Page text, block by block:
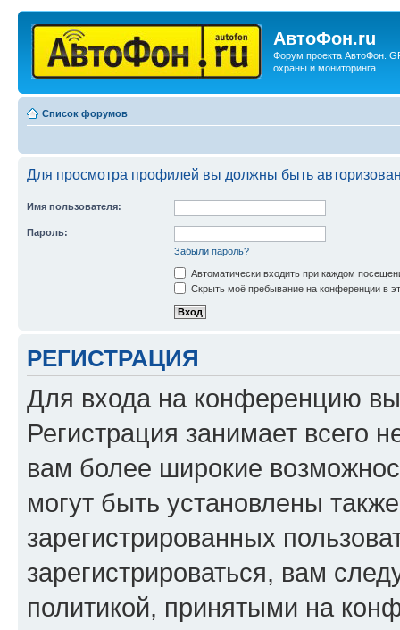
АвтоФон.ru
Форум проекта АвтоФон.
охраны и мониторинга.
Список форумов
Для просмотра профилей вы должны быть
Имя пользователя:
Пароль:
Забыли пароль?
Автоматически входить при каждом
Скрыть моё пребывание на конференции в
РЕГИСТРАЦИЯ
Для входа на конференцию
Регистрация занимает всего
вам более широкие
могут быть установлены
зарегистрированных
зарегистрироваться, вам
политикой, принятыми на